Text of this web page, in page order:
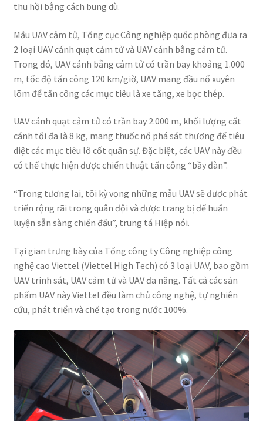
thu hồi bằng cách bung dù.
Mẫu UAV cảm tử, Tổng cục Công nghiệp quốc phòng đưa ra
2 loại UAV cánh quạt cảm tử và UAV cánh bằng cảm tử.
Trong đó, UAV cánh bằng cảm tử có trần bay khoảng 1.000
m, tốc độ tấn công 120 km/giờ, UAV mang đầu nổ xuyên
lõm để tấn công các mục tiêu là xe tăng, xe bọc thép.
UAV cánh quạt cảm tử có trần bay 2.000 m, khối lượng cất
cánh tối đa là 8 kg, mang thuốc nổ phá sát thương để tiêu
diệt các mục tiêu lô cốt quân sự. Đặc biệt, các UAV này đều
có thể thực hiện được chiến thuật tấn công “bầy đàn”.
“Trong tương lai, tôi kỳ vọng những mẫu UAV sẽ được phát
triển rộng rãi trong quân đội và được trang bị để huấn
luyện sẵn sàng chiến đấu”, trung tá Hiệp nói.
Tại gian trưng bày của Tổng công ty Công nghiệp công
nghệ cao Viettel (Viettel High Tech) có 3 loại UAV, bao gồm
UAV trinh sát, UAV cảm tử và UAV đa năng. Tất cả các sản
phẩm UAV này Viettel đều làm chủ công nghệ, tự nghiên
cứu, phát triển và chế tạo trong nước 100%.